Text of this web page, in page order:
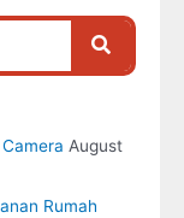
August
Rumah